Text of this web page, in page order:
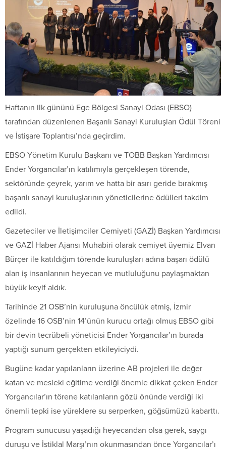
Haftanın ilk gününü Ege Bölgesi Sanayi Odası (EBSO)
tarafından düzenlenen Başarılı Sanayi Kuruluşları Ödül Töreni
ve İstişare Toplantısı’nda geçirdim.
EBSO Yönetim Kurulu Başkanı ve TOBB Başkan Yardımcısı
Ender Yorgancılar’ın katılımıyla gerçekleşen törende,
sektöründe çeyrek, yarım ve hatta bir asırı geride bırakmış
başarılı sanayi kuruluşlarının yöneticilerine ödülleri takdim
edildi.
Gazeteciler ve İletişimciler Cemiyeti (GAZİ) Başkan Yardımcısı
ve GAZİ Haber Ajansı Muhabiri olarak cemiyet üyemiz Elvan
Bürçer ile katıldığım törende kuruluşları adına başarı ödülü
alan iş insanlarının heyecan ve mutluluğunu paylaşmaktan
büyük keyif aldık.
Tarihinde 21 OSB’nin kuruluşuna öncülük etmiş, İzmir
özelinde 16 OSB’nin 14’ünün kurucu ortağı olmuş EBSO gibi
bir devin tecrübeli yöneticisi Ender Yorgancılar’ın burada
yaptığı sunum gerçekten etkileyiciydi.
Bugüne kadar yapılanların üzerine AB projeleri ile değer
katan ve mesleki eğitime verdiği önemle dikkat çeken Ender
Yorgancılar’ın törene katılanların gözü önünde verdiği iki
önemli tepki ise yüreklere su serperken, göğsümüzü kabarttı.
Program sunucusu yaşadığı heyecandan olsa gerek, saygı
duruşu ve İstiklal Marşı’nın okunmasından önce Yorgancılar’ı